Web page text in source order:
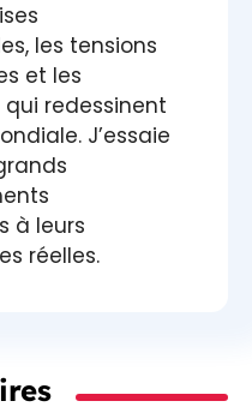
les tensions
et les
redessinent
J’essaie
à leurs
réelles.